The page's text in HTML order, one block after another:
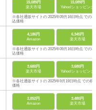
15,089円
楽天市場
15,089円
Yahoo!ショッピング
※各社通販サイトの 2025年09月16日時点 での税
込価格
4,186円
Amazon
6,345円
楽天市場
※各社通販サイトの 2025年09月16日時点 での税
込価格
3,680円
楽天市場
3,680円
Yahoo!ショッピング
※各社通販サイトの 2025年9月19日時点 での税
価格
2,852円
Amazon
3,480円
楽天市場